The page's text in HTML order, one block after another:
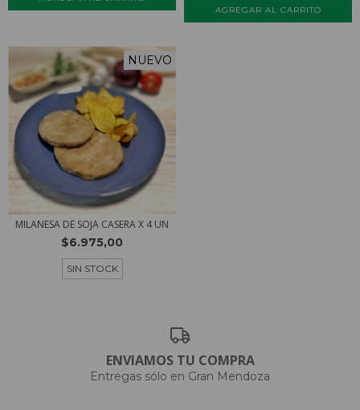
NUEVO
MILANESA DE SOJA CASERA X 4 UN
$6.975,00
SIN STOCK
ENVIAMOS TU COMPRA
Entregas sólo en Gran Mendoza